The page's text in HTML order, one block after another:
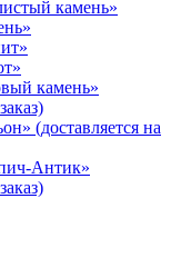
камень»
камень»
(доставляется на
Антик»